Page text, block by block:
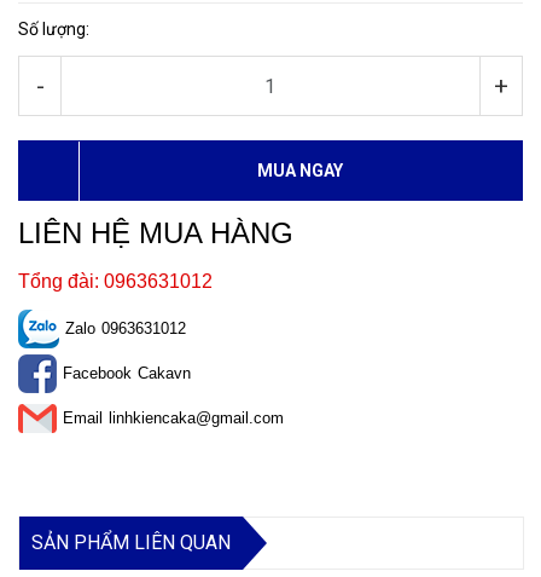
Số lượng:
- +
MUA NGAY
LIÊN HỆ MUA HÀNG
Tổng đài: 0963631012
Zalo 0963631012
Facebook Cakavn
Email linhkiencaka@gmail.com
SẢN PHẨM LIÊN QUAN